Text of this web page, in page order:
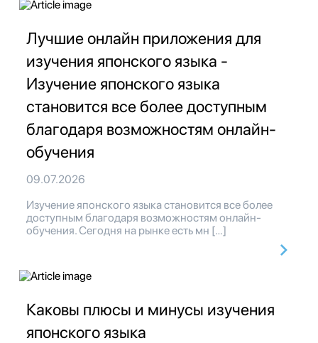
Лучшие онлайн приложения для
изучения японского языка -
Изучение японского языка
становится все более доступным
благодаря возможностям онлайн-
обучения
09.07.2026
Изучение японского языка становится все более
доступным благодаря возможностям онлайн-
обучения. Сегодня на рынке есть мн […]
Каковы плюсы и минусы изучения
японского языка